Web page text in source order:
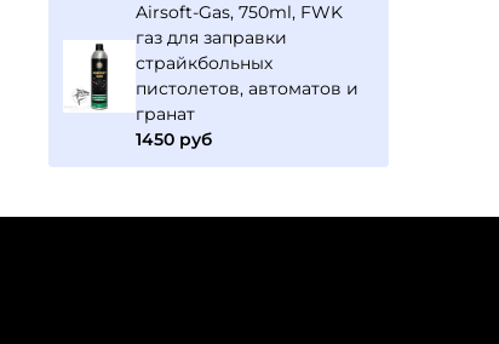
Airsoft-Gas, 750ml, FWK
газ для заправки
страйкбольных
пистолетов, автоматов и
гранат
1450 руб